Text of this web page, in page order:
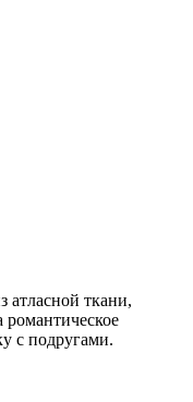
атласной ткани,
романтическое
с подругами.